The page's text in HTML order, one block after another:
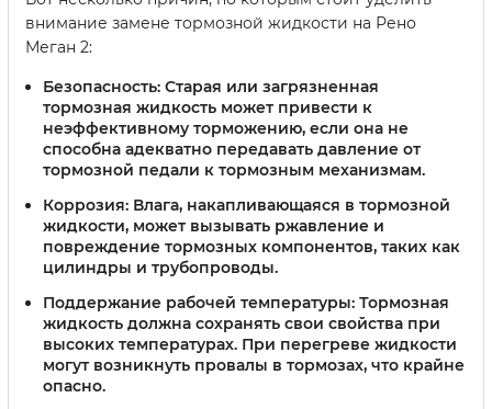
внимание замене тормозной жидкости на Рено
Меган 2:
Безопасность: Старая или загрязненная
тормозная жидкость может привести к
неэффективному торможению, если она не
способна адекватно передавать давление от
тормозной педали к тормозным механизмам.
Коррозия: Влага, накапливающаяся в тормозной
жидкости, может вызывать ржавление и
повреждение тормозных компонентов, таких как
цилиндры и трубопроводы.
Поддержание рабочей температуры: Тормозная
жидкость должна сохранять свои свойства при
высоких температурах. При перегреве жидкости
могут возникнуть провалы в тормозах, что крайне
опасно.